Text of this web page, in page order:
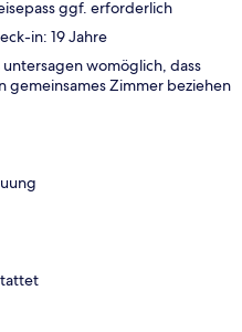
ggf. erforderlich
in: 19 Jahre
untersagen womöglich, dass
gemeinsames Zimmer beziehen